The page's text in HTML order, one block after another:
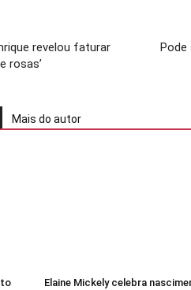
revelou faturar
rosas’
Mais do autor
Elaine Mickely celebra